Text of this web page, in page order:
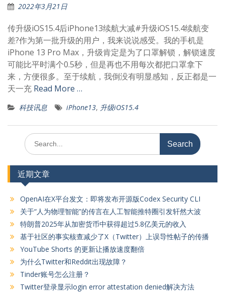
2022年3月21日
传升级iOS15.4后iPhone13续航大减#升级iOS15.4续航变
差?作为第一批升级的用户，我来说说感受。我的手机是
iPhone 13 Pro Max，升级肯定是为了口罩解锁，解锁速度
可能比平时满个0.5秒，但是再也不用每次都把口罩拿下
来，方便很多。至于续航，我倒没有明显感知，反正都是一
天一充 Read More …
科技讯息 iPhone13, 升级iOS15.4
Search
for:
近期文章
OpenAI在X平台发文：即将发布开源版Codex Security CLI
关于“人为物理智能”的传言在人工智能推特圈引发轩然大波
特朗普2025年从加密货币中获得超过5.8亿美元的收入
基于社区的事实核查减少了X（Twitter）上误导性帖子的传播
YouTube Shorts 的更新让播放速度翻倍
为什么Twitter和Reddit出现故障？
Tinder账号怎么注册？
Twitter登录显示login error attestation denied解决方法